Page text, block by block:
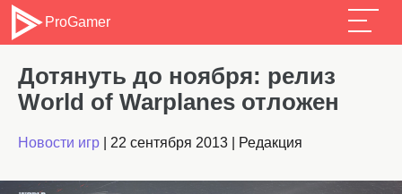
ProGamer
Дотянуть до ноября: релиз
World of Warplanes отложен
Новости игр 22 сентября 2013 Редакция